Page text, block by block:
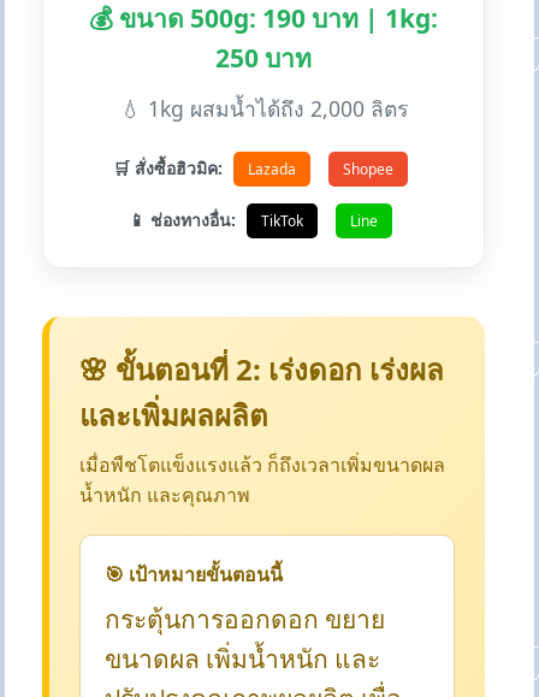
💰 ขนาด 500g: 190 บาท | 1kg:
250 บาท
💧 1kg ผสมน้ำได้ถึง 2,000 ลิตร
🛒 สั่งซื้อฮิวมิค: Lazada Shopee
📱 ช่องทางอื่น: TikTok Line
🌸 ขั้นตอนที่ 2: เร่งดอก เร่งผล
และเพิ่มผลผลิต
เมื่อพืชโตแข็งแรงแล้ว ก็ถึงเวลาเพิ่มขนาดผล
น้ำหนัก และคุณภาพ
🎯 เป้าหมายขั้นตอนนี้
กระตุ้นการออกดอก ขยาย
ขนาดผล เพิ่มน้ำหนัก และ